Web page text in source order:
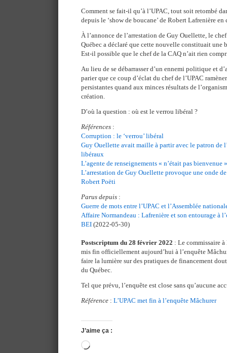
Comment se fait-il qu’à l’UPAC, tout soit retombé
depuis le ‘show de boucane’ de Robert Lafrenière
À l’annonce de l’arrestation de Guy Ouellette, le
Québec a déclaré que cette nouvelle constituait une
Est-il possible que le chef de la CAQ n’ait rien
Au lieu de se débarrasser d’un ennemi politique et
parier que ce coup d’éclat du chef de l’UPAC
persistantes quand aux minces résultats de
création.
D’où la question : où est le verrou libéral ?
Références :
Corruption : le ‘verrou’ libéral
Guy Ouellette avait maille à partir avec le patron de
libéraux
L’agente de renseignements « n’était pas bienvenue
L’arrestation de Guy Ouellette provoque une onde
Robert Poëti
Parus depuis :
Guerre de mots entre l’UPAC et l’Assemblée
Affaire Normandeau : Lafrenière et son entourage à
BEI (2022-05-30)
Postscriptum du 28 février 2022 : Le commissaire
mis fin officiellement aujourd’hui à l’enquête
faire la lumière sur des pratiques de financement
du Québec.
Tel que prévu, l’enquête est close sans qu’aucune
Référence : L’UPAC met fin à l’enquête Mâchurer
J’aime ça :
Chargement…